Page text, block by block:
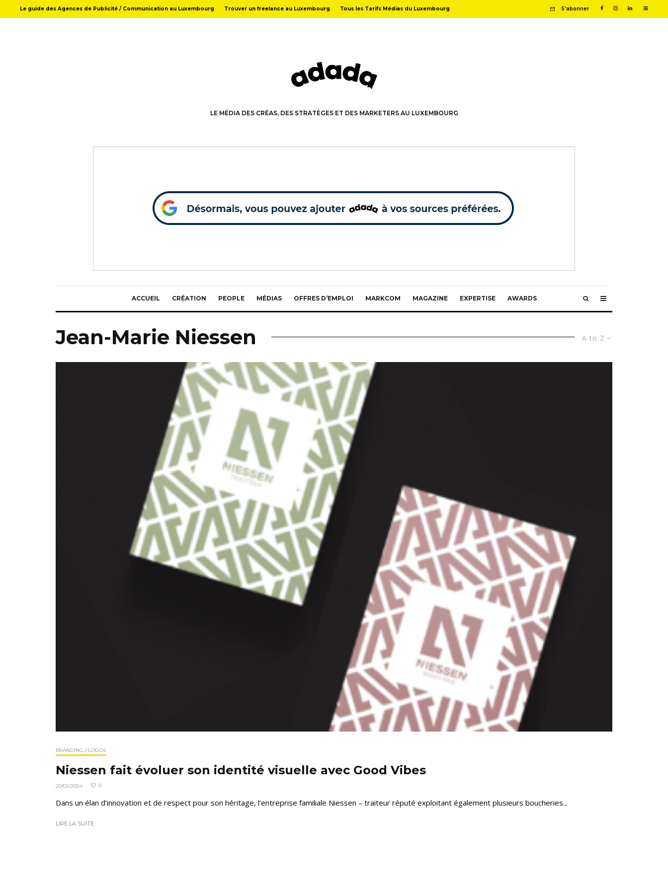
Le guide des Agences de Publicité / Communication au Luxembourg Trouver un freelance au Luxembourg Tous les Tarifs Médias du Luxembourg S'abonner
LE MÉDIA DES CRÉAS, DES STRATÈGES ET DES MARKETERS AU LUXEMBOURG
ACCUEIL CRÉATION PEOPLE MÉDIAS OFFRES D’EMPLOI MARKCOM MAGAZINE EXPERTISE AWARDS
A to Z
Jean-Marie Niessen
BRANDING / LOGOS
Niessen fait évoluer son identité visuelle avec Good Vibes
20/02/2024 · 0
Dans un élan d’innovation et de respect pour son héritage, l’entreprise familiale Niessen – traiteur réputé exploitant également plusieurs boucheries...
LIRE LA SUITE